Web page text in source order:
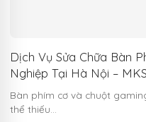
Dịch Vụ Sửa Chữa Bàn
Nghiệp Tại Hà Nội –
Bàn phím cơ và chuột
thể thiếu…